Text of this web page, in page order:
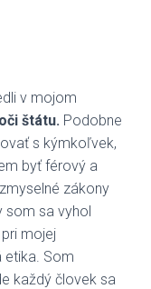
v mojom
štátu. Podobne
s kýmkoľvek,
byť férový a
zákony
som sa vyhol
mojej
etika. Som
každý človek sa